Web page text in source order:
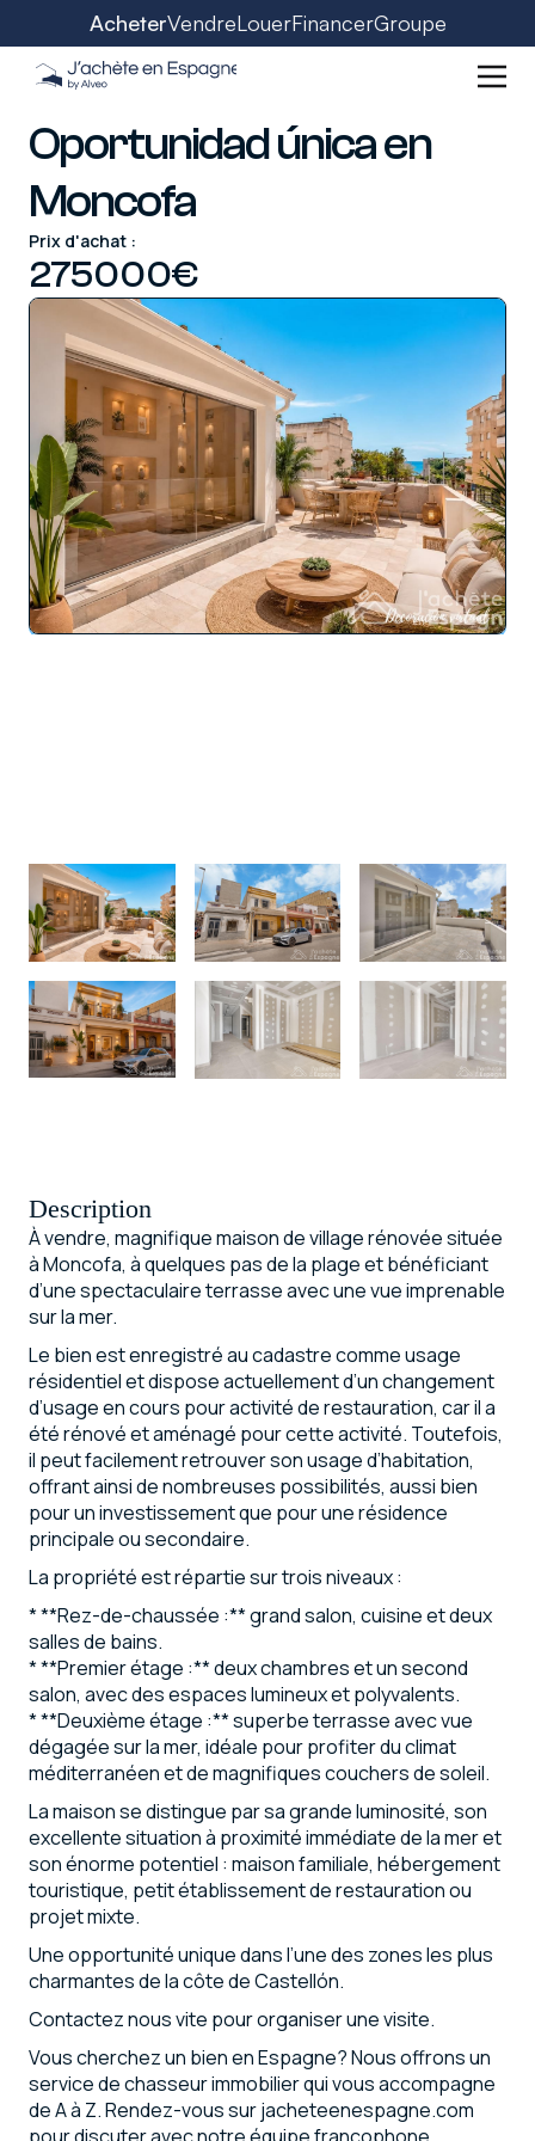
AcheterVendreLouerFinancerGroupe
Oportunidad única en
Moncofa
Prix d'achat :
275000€
Description
À vendre, magnifique maison de village rénovée située
à Moncofa, à quelques pas de la plage et bénéficiant
d’une spectaculaire terrasse avec une vue imprenable
sur la mer.
Le bien est enregistré au cadastre comme usage
résidentiel et dispose actuellement d’un changement
d’usage en cours pour activité de restauration, car il a
été rénové et aménagé pour cette activité. Toutefois,
il peut facilement retrouver son usage d’habitation,
offrant ainsi de nombreuses possibilités, aussi bien
pour un investissement que pour une résidence
principale ou secondaire.
La propriété est répartie sur trois niveaux :
* **Rez-de-chaussée :** grand salon, cuisine et deux
salles de bains.
* **Premier étage :** deux chambres et un second
salon, avec des espaces lumineux et polyvalents.
* **Deuxième étage :** superbe terrasse avec vue
dégagée sur la mer, idéale pour profiter du climat
méditerranéen et de magnifiques couchers de soleil.
La maison se distingue par sa grande luminosité, son
excellente situation à proximité immédiate de la mer et
son énorme potentiel : maison familiale, hébergement
touristique, petit établissement de restauration ou
projet mixte.
Une opportunité unique dans l’une des zones les plus
charmantes de la côte de Castellón.
Contactez nous vite pour organiser une visite.
Vous cherchez un bien en Espagne? Nous offrons un
service de chasseur immobilier qui vous accompagne
de A à Z. Rendez-vous sur jacheteenespagne.com
pour discuter avec notre équipe francophone.